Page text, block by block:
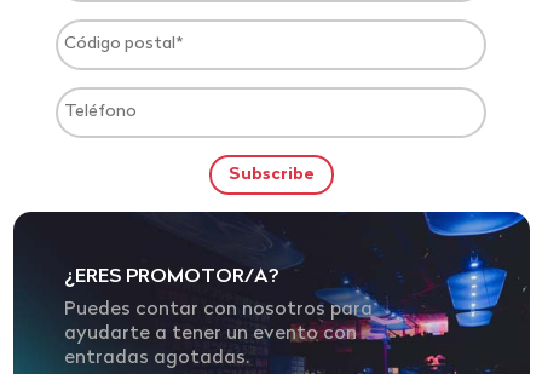
¿ERES PROMOTOR/A?
Puedes contar con nosotros para
ayudarte a tener un evento con
entradas agotadas.